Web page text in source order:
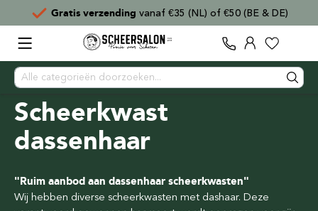
Voor15:00besteld,direct verzonden
Scheerkwast
dassenhaar
"Ruim aanbod aan dassenhaar scheerkwasten"
Wij hebben diverse scheerkwasten met dashaar. Deze